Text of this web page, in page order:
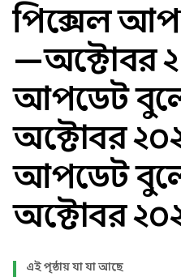
পিক্সেল
—অক্টোবর
আপডেট
অক্টোবর
আপডেট
অক্টোবর
এই পৃষ্ঠায় যা যা আছে